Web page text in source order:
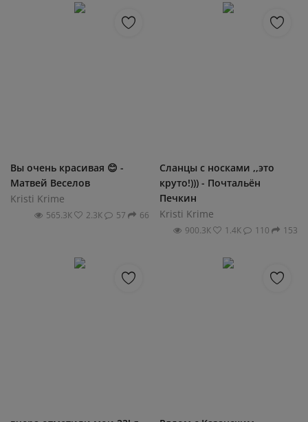
Вы очень красивая 😊 -
Матвей Веселов
Kristi Krime
565.3К 2.3К 57 66
Сланцы с носками ,,это
круто!))) - Почтальён
Печкин
Kristi Krime
900.3К 1.4К 110 153